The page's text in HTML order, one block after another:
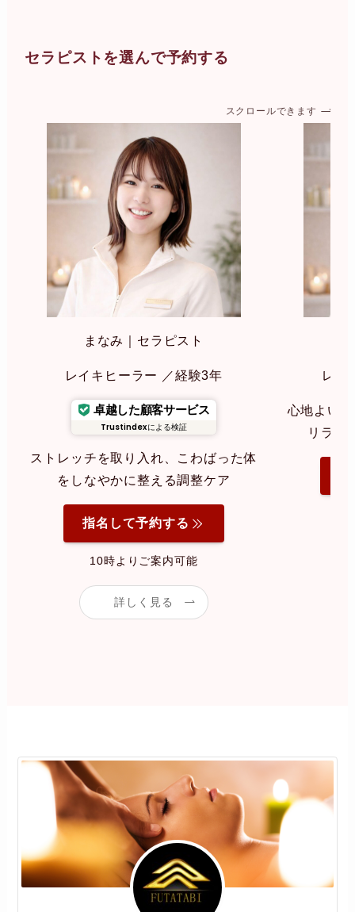
セラピストを選んで予約する
スクロールできます
まなみ｜セラピスト
レイキヒーラー ／経験3年
卓越した顧客サービス
Trustindexによる検証
ストレッチを取り入れ、こわばった体
をしなやかに整える調整ケア
指名して予約する
10時よりご案内可能
詳しく見る
レイ
心地よい
リラク